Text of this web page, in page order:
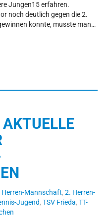
Jungen15 erfahren.
noch deutlich gegen die 2.
konnte, musste man…
Herren-Mannschaft, 2. Herren-
Jugend, TSV Frieda, TT-